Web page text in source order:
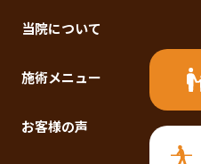
当院について
施術メニュー
お客様の声